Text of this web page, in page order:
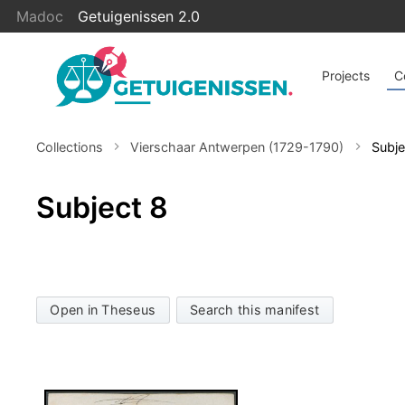
Madoc Getuigenissen 2.0
Projects
Collections Vierschaar Antwerpen (1729-1790)
Subject 8
Open in Theseus Search this manifest